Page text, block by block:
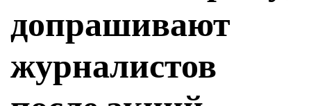
допрашивают
журналистов